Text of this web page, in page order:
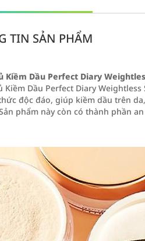
TIN SẢN PHẨM
Kiềm Dầu Perfect Diary
Kiềm Dầu Perfect Diary
độc đáo, giúp kiềm dầu trên
phẩm này còn có thành phần